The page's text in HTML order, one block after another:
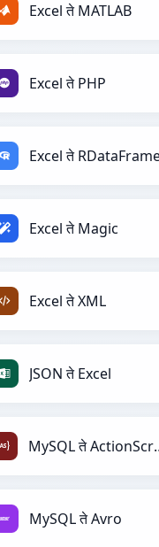
Excel ते MATLAB
Excel ते PHP
Excel ते
Excel ते Magic
Excel ते XML
JSON ते Excel
MySQL ते Avro